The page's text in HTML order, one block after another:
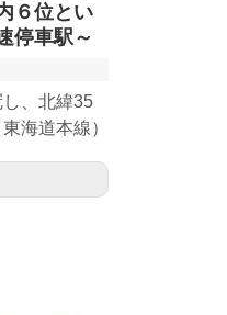
６位とい
停車駅～
、北緯35
海道本線）